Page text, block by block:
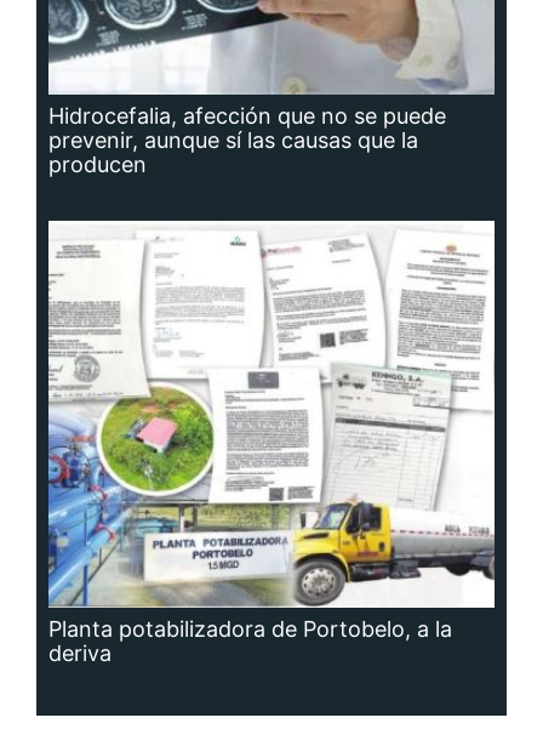
Hidrocefalia, afección que no se puede
prevenir, aunque sí las causas que la
producen
Planta potabilizadora de Portobelo, a la
deriva